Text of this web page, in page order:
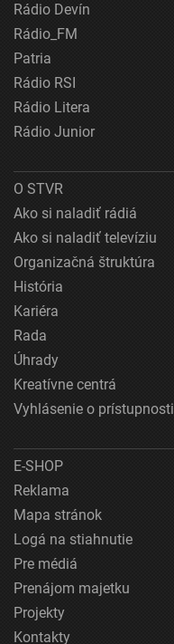
Rádio Devín
Rádio_FM
Patria
Rádio RSI
Rádio Litera
Rádio Junior
O STVR
Ako si naladiť rádiá
Ako si naladiť televíziu
Organizačná štruktúra
História
Kariéra
Rada
Úhrady
Kreatívne centrá
Vyhlásenie o prístupnosti
E-SHOP
Reklama
Mapa stránok
Logá na stiahnutie
Pre médiá
Prenájom majetku
Projekty
Kontakty